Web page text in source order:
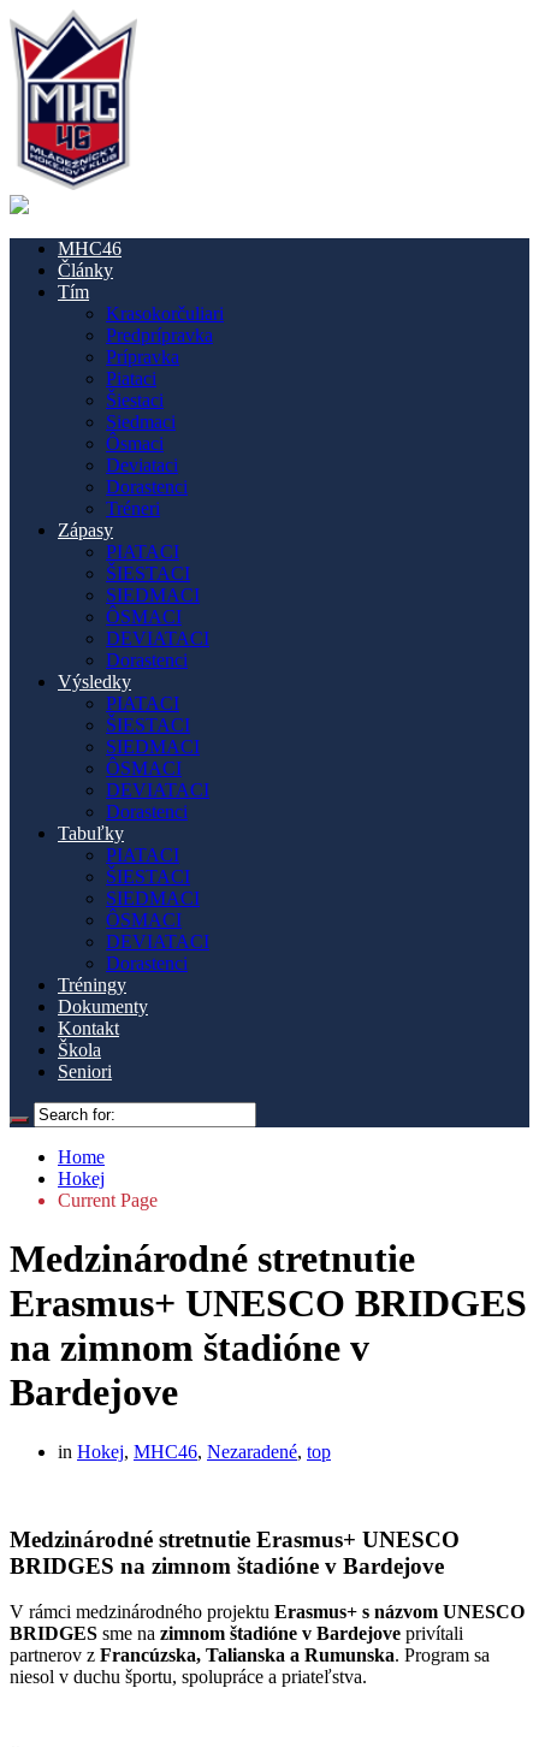
MHC46
Články
Tím
Krasokorčuliari
Predprípravka
Prípravka
Piataci
Šiestaci
Siedmaci
Ôsmaci
Deviataci
Dorastenci
Tréneri
Zápasy
PIATACI
ŠIESTACI
SIEDMACI
ÔSMACI
DEVIATACI
Dorastenci
Výsledky
PIATACI
ŠIESTACI
SIEDMACI
ÔSMACI
DEVIATACI
Dorastenci
Tabuľky
PIATACI
ŠIESTACI
SIEDMACI
ÔSMACI
DEVIATACI
Dorastenci
Tréningy
Dokumenty
Kontakt
Škola
Seniori
Home
Hokej
Current Page
Medzinárodné stretnutie
Erasmus+ UNESCO BRIDGES
na zimnom štadióne v
Bardejove
in Hokej, MHC46, Nezaradené, top
Medzinárodné stretnutie Erasmus+ UNESCO
BRIDGES na zimnom štadióne v Bardejove
V rámci medzinárodného projektu Erasmus+ s názvom UNESCO
BRIDGES sme na zimnom štadióne v Bardejove privítali
partnerov z Francúzska, Talianska a Rumunska. Program sa
niesol v duchu športu, spolupráce a priateľstva.